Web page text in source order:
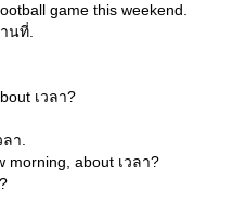
game this weekend.
นที่.
เวลา?
า.
morning, about เวลา?